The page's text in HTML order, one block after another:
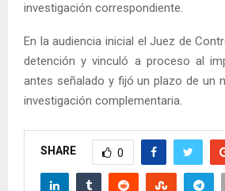
investigación correspondiente.
En la audiencia inicial el Juez de
detención y vinculó a proceso al
antes señalado y fijó un plazo de un
investigación complementaria.
SHARE 0